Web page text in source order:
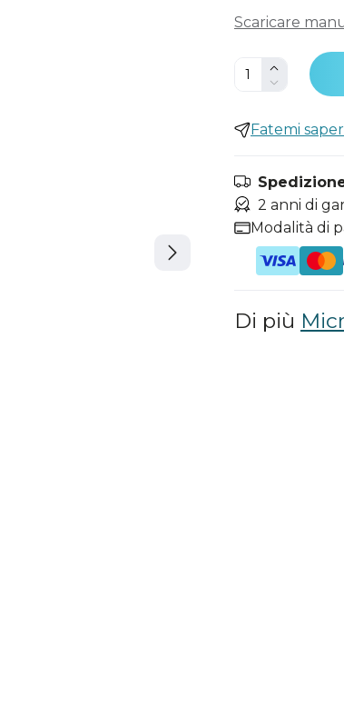
Scaricare
Fatemi
2 anni di
Modalità di
Di più